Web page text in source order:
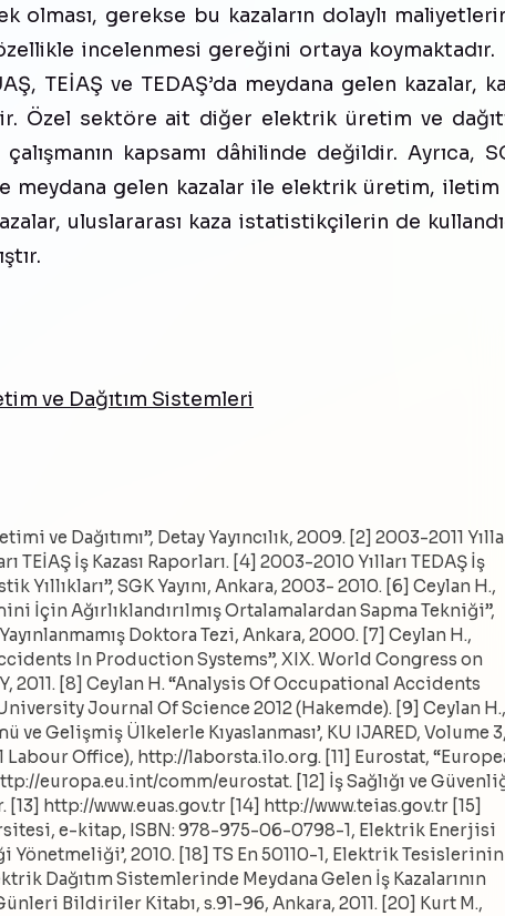
olması, gerekse bu kazaların dolaylı
incelenmesi gereğini ortaya koymaktadır.
TEİAŞ ve TEDAŞ’da meydana gelen kazalar,
Özel sektöre ait diğer elektrik üretim ve
kapsamı dâhilinde değildir. Ayrıca,
meydana gelen kazalar ile elektrik üretim, iletim
uluslararası kaza istatistikçilerin de
ve Dağıtım Sistemleri
ve Dağıtımı”, Detay Yayıncılık, 2009. [2] 2003-2011
TEİAŞ İş Kazası Raporları. [4] 2003-2010 Yılları TEDAŞ İş
Yıllıkları”, SGK Yayını, Ankara, 2003- 2010. [6] Ceylan H.,
İçin Ağırlıklandırılmış Ortalamalardan Sapma Tekniği”,
Doktora Tezi, Ankara, 2000. [7] Ceylan H.,
In Production Systems”, XIX. World Congress on
2011. [8] Ceylan H. “Analysis Of Occupational Accidents
Journal Of Science 2012 (Hakemde). [9] Ceylan H.,
ve Gelişmiş Ülkelerle Kıyaslanması’, KU IJARED, Volume
Labour Office), http://laborsta.ilo.org. [11] Eurostat,
europa.eu.int/comm/eurostat. [12] İş Sağlığı ve
http://www.euas.gov.tr [14] http://www.teias.gov.tr [15]
e-kitap, ISBN: 978-975-06-0798-1, Elektrik Enerjisi
Yönetmeliği’, 2010. [18] TS En 50110-1, Elektrik Tesislerinin
Dağıtım Sistemlerinde Meydana Gelen İş Kazalarının
Bildiriler Kitabı, s.91-96, Ankara, 2011. [20] Kurt M.,